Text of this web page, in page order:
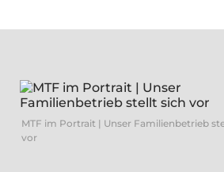
MTF im Portrait | Unser Familienbetrieb
vor